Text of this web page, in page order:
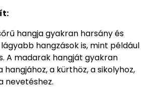
hangja gyakran harsány és
hangzások is, mint például
A madarak hangját gyakran
a kürthöz, a sikolyhoz,
nevetéshez.